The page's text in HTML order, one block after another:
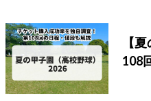
【
108